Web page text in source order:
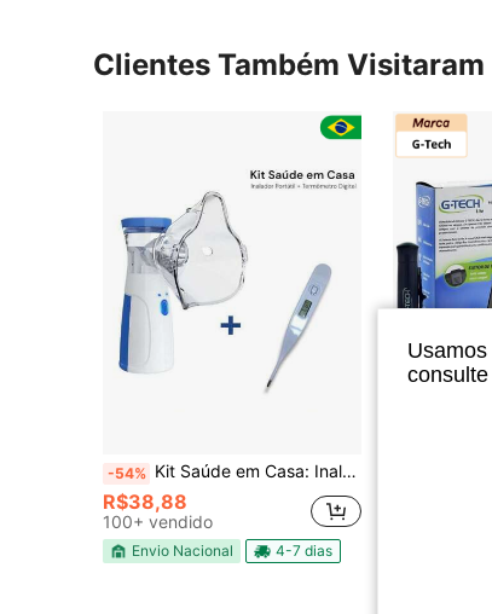
Clientes Também Visitaram
-54% Kit Saúde em Casa: Inalador Portátil Ultrassônico + Termômetro Digital
R$38,88
100+ vendido
Envio Nacional 4-7 dias